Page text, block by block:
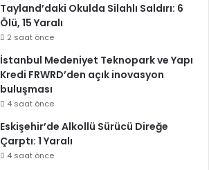
Tayland’daki Okulda Silahlı Saldırı: 6
Ölü, 15 Yaralı
2 saat önce
İstanbul Medeniyet Teknopark ve Yapı
Kredi FRWRD’den açık inovasyon
buluşması
4 saat önce
Eskişehir’de Alkollü Sürücü Direğe
Çarptı: 1 Yaralı
4 saat önce